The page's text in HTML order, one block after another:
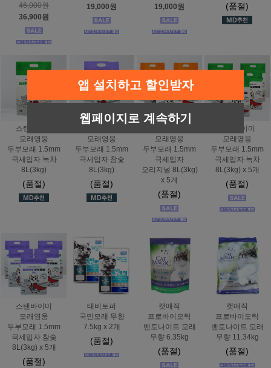
46,000원
36,900원
19,000원
19,000원
(품절)
스탠바이미
모래영웅
두부모래 1.5mm
극세입자 녹차
8L(3kg)
(품절)
모래영웅
두부모래 1.5mm
극세입자 참숯
8L(3kg)
(품절)
모래영웅
두부모래 1.5mm
극세입자
오리지널 8L(3kg)
x 5개
(품절)
스탠바이미
모래영웅
두부모래 1.5mm
극세입자 녹차
8L(3kg) x 5개
(품절)
스탠바이미
모래영웅
두부모래 1.5mm
극세입자 참숯
8L(3kg) x 5개
(품절)
태비토퍼
국민모래 무향
7.5kg x 2개
(품절)
캣매직
프로바이오틱
벤토나이트 모래
무향 6.35kg
(품절)
캣매직
프로바이오틱
벤토나이트 모래
무향 11.34kg
(품절)
앱 설치하고 할인받자
웹페이지로 계속하기